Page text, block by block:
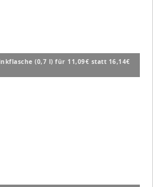
(0,7 l) für 11,09€ statt 16,14€